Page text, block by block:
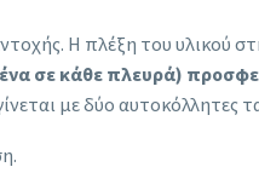
H πλέξη του υλικού
σε κάθε πλευρά)
με δύο αυτοκόλλητες